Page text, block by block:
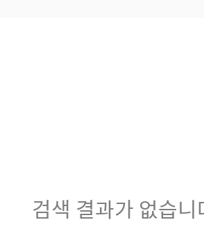
검색 결과가 없습니